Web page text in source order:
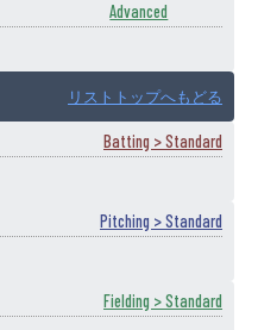
Advanced
リストトップへもどる
Batting > Standard
Pitching > Standard
Fielding > Standard